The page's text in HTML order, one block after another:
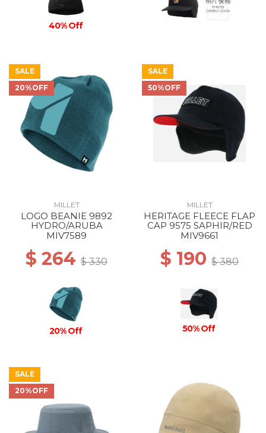
40% Off
SALE
20%OFF
MILLET
LOGO BEANIE 9892
HYDRO/ARUBA
MIV7589
$ 264 $ 330
20% Off
SALE
50%OFF
MILLET
HERITAGE FLEECE FLAP
CAP 9575 SAPHIR/RED
MIV9661
$ 190 $ 380
50% Off
SALE
20%OFF